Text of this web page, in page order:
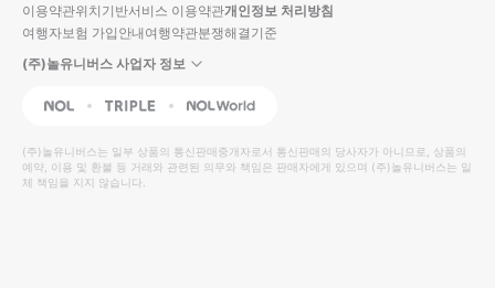
입니
다.
높
은
순
동
영
상
순
상
이용약관위치기반서비스 이용약관개인정보 처리방침
여행자보험 가입안내여행약관분쟁해결기준
(주)놀유니버스 사업자 정보
NOL Triple Interpark Global
(주)놀유니버스는 일부 상품의 통신판매중개자로서 통신판매의 당사자가 아니므로, 상품의
예약, 이용 및 환불 등 거래와 관련된 의무와 책임은 판매자에게 있으며 (주)놀유니버스는 일
체 책임을 지지 않습니다.